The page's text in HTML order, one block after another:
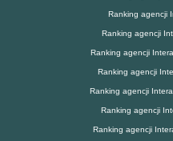
Ranking agencji
Ranking agencji
Ranking agencji
Ranking agencji
Ranking agencji
Ranking agencji
Ranking agencji